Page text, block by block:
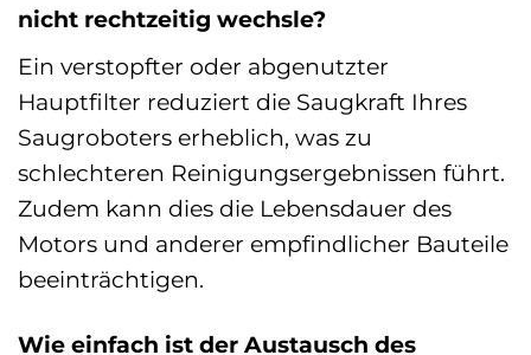
nicht rechtzeitig wechsle?
Ein verstopfter oder abgenutzter
Hauptfilter reduziert die Saugkraft Ihres
Saugroboters erheblich, was zu
schlechteren Reinigungsergebnissen führt.
Zudem kann dies die Lebensdauer des
Motors und anderer empfindlicher Bauteile
beeinträchtigen.
Wie einfach ist der Austausch des